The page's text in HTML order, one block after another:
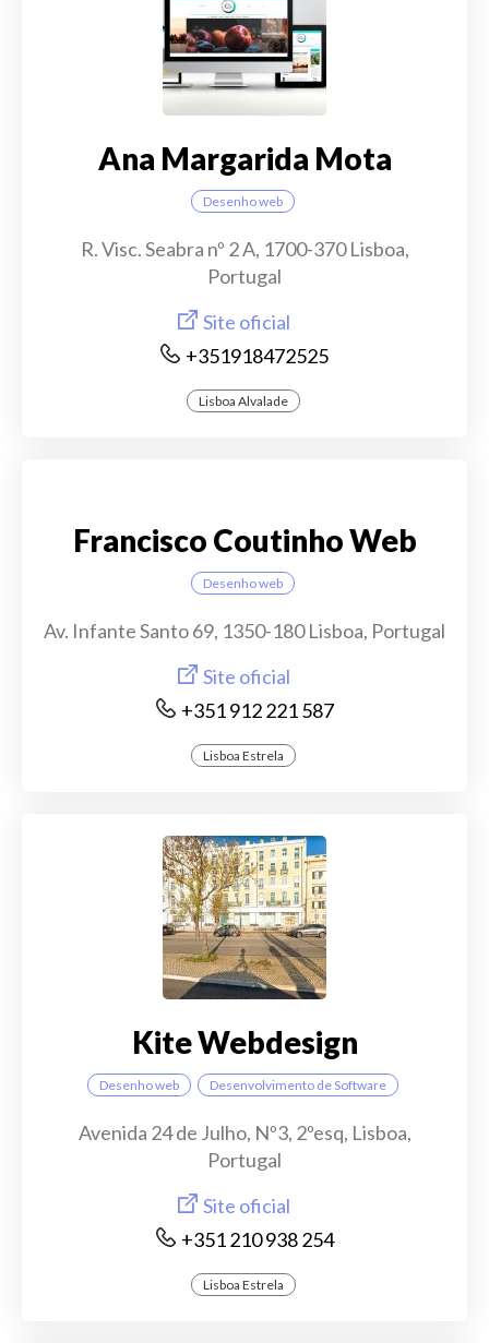
Ana Margarida Mota
Desenho web
R. Visc. Seabra nº 2 A, 1700-370 Lisboa,
Portugal
Site oficial
+351918472525
Lisboa Alvalade
Francisco Coutinho Web
Desenho web
Av. Infante Santo 69, 1350-180 Lisboa, Portugal
Site oficial
+351 912 221 587
Lisboa Estrela
Kite Webdesign
Desenho web Desenvolvimento de Software
Avenida 24 de Julho, Nº3, 2ºesq, Lisboa,
Portugal
Site oficial
+351 210 938 254
Lisboa Estrela